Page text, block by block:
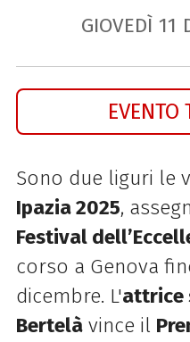
GIOVEDÌ 11
EVENTO
Sono due liguri le
Ipazia 2025,
Festival
corso a Genova
dicembre. L'attrice
Bertelàvince il